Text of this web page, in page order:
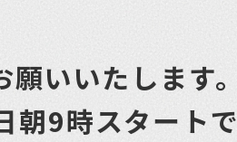
いいたします。
朝9時スタートで